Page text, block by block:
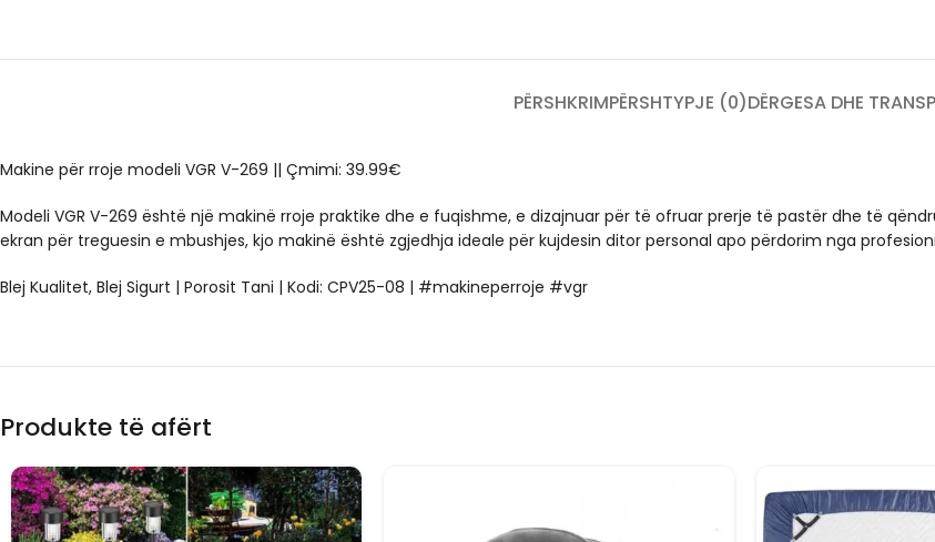
PËRSHKRIMPËRSHTYPJE (0)DËRGESA DHE
Makine për rroje modeli VGR V-269 || Çmimi: 39.99€
Modeli VGR V-269 është një makinë rroje praktike dhe e fuqishme, e dizajnuar për të ofruar prerje të pastër dhe të
ekran për treguesin e mbushjes, kjo makinë është zgjedhja ideale për kujdesin ditor personal apo përdorim nga
Blej Kualitet, Blej Sigurt | Porosit Tani | Kodi: CPV25-08 | #makineperroje #vgr
Produkte të afërt